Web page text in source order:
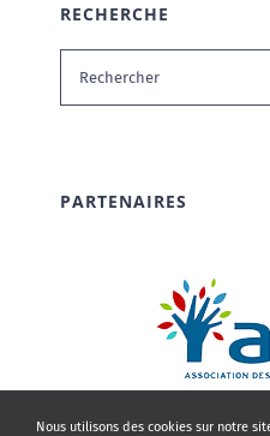
RECHERCHE
Rechercher:
PARTENAIRES
Nous utilisons des cookies sur notre